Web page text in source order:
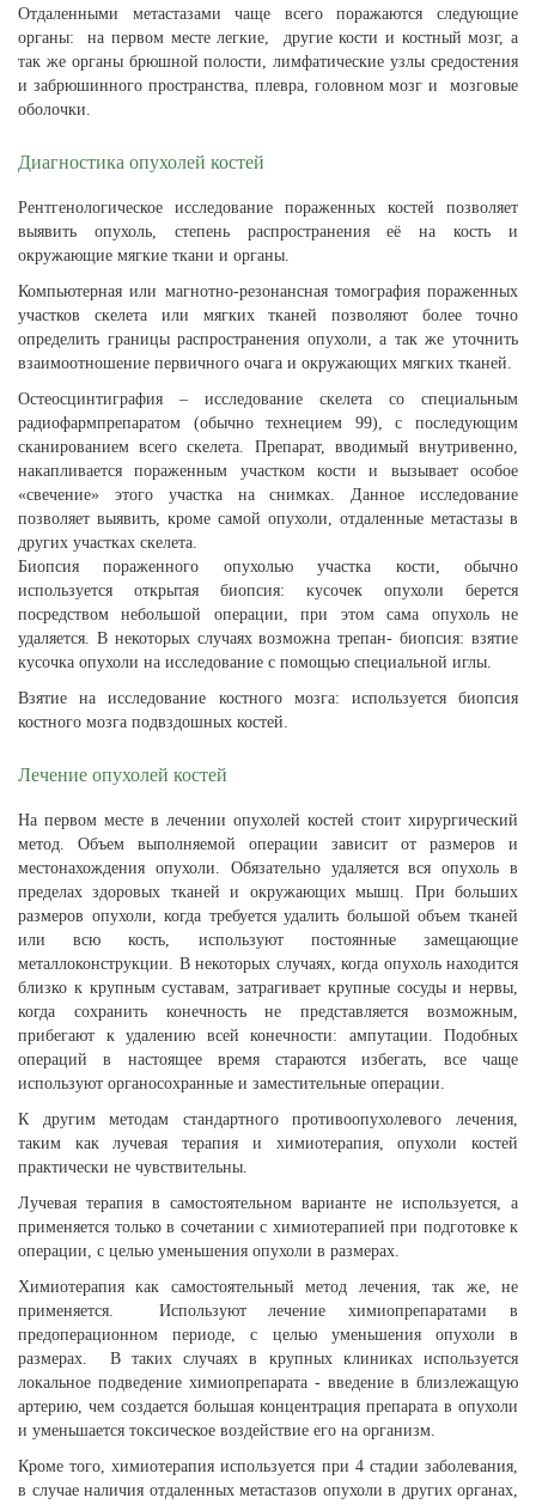
Отдаленными метастазами чаще всего поражаются следующие
органы: на первом месте легкие, другие кости и костный мозг, а
так же органы брюшной полости, лимфатические узлы средостения
и забрюшинного пространства, плевра, головном мозг и мозговые
оболочки.
Диагностика опухолей костей
Рентгенологическое исследование пораженных костей позволяет
выявить опухоль, степень распространения её на кость и
окружающие мягкие ткани и органы.
Компьютерная или магнотно-резонансная томография пораженных
участков скелета или мягких тканей позволяют более точно
определить границы распространения опухоли, а так же уточнить
взаимоотношение первичного очага и окружающих мягких тканей.
Остеосцинтиграфия – исследование скелета со специальным
радиофармпрепаратом (обычно технецием 99), с последующим
сканированием всего скелета. Препарат, вводимый внутривенно,
накапливается пораженным участком кости и вызывает особое
«свечение» этого участка на снимках. Данное исследование
позволяет выявить, кроме самой опухоли, отдаленные метастазы в
других участках скелета.
Биопсия пораженного опухолью участка кости, обычно
используется открытая биопсия: кусочек опухоли берется
посредством небольшой операции, при этом сама опухоль не
удаляется. В некоторых случаях возможна трепан- биопсия: взятие
кусочка опухоли на исследование с помощью специальной иглы.
Взятие на исследование костного мозга: используется биопсия
костного мозга подвздошных костей.
Лечение опухолей костей
На первом месте в лечении опухолей костей стоит хирургический
метод. Объем выполняемой операции зависит от размеров и
местонахождения опухоли. Обязательно удаляется вся опухоль в
пределах здоровых тканей и окружающих мышц. При больших
размеров опухоли, когда требуется удалить большой объем тканей
или всю кость, используют постоянные замещающие
металлоконструкции. В некоторых случаях, когда опухоль находится
близко к крупным суставам, затрагивает крупные сосуды и нервы,
когда сохранить конечность не представляется возможным,
прибегают к удалению всей конечности: ампутации. Подобных
операций в настоящее время стараются избегать, все чаще
используют органосохранные и заместительные операции.
К другим методам стандартного противоопухолевого лечения,
таким как лучевая терапия и химиотерапия, опухоли костей
практически не чувствительны.
Лучевая терапия в самостоятельном варианте не используется, а
применяется только в сочетании с химиотерапией при подготовке к
операции, с целью уменьшения опухоли в размерах.
Химиотерапия как самостоятельный метод лечения, так же, не
применяется. Используют лечение химиопрепаратами в
предоперационном периоде, с целью уменьшения опухоли в
размерах. В таких случаях в крупных клиниках используется
локальное подведение химиопрепарата - введение в близлежащую
артерию, чем создается большая концентрация препарата в опухоли
и уменьшается токсическое воздействие его на организм.
Кроме того, химиотерапия используется при 4 стадии заболевания,
в случае наличия отдаленных метастазов опухоли в других органах,